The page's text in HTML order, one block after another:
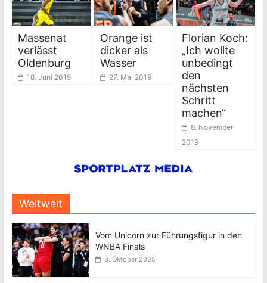
Massenat
verlässt
Oldenburg
18. Juni 2019
Orange ist
dicker als
Wasser
27. Mai 2019
Florian Koch:
„Ich wollte
unbedingt
den
nächsten
Schritt
machen“
8. November
2019
Weltweit
Vom Unicorn zur Führungsfigur in den
WNBA Finals
3. Oktober 2025